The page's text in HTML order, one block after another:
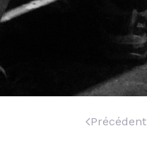
Précédent